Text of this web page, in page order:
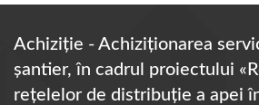
Achiziție - Achiziţionarea
şantier, în cadrul proiectului
rețelelor de distribuție a apei